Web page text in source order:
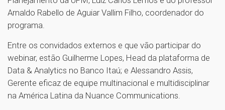
Arnaldo Rabello de Aguiar Vallim Filho, coordenador do
programa.
Entre os convidados externos e que vão participar do
webinar, estão Guilherme Lopes, Head da plataforma de
Data & Analytics no Banco Itaú; e Alessandro Assis,
Gerente eficaz de equipe multinacional e multidisciplinar
na América Latina da Nuance Communications.